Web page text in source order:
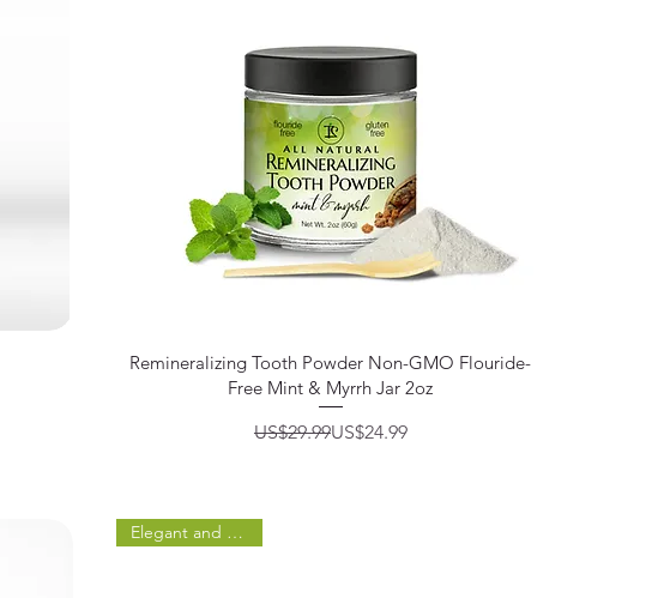
제품보기
Remineralizing Tooth Powder Non-GMO Flouride-
Free Mint & Myrrh Jar 2oz
일반가
US$29.99할인가
US$24.99
Elegant and durable